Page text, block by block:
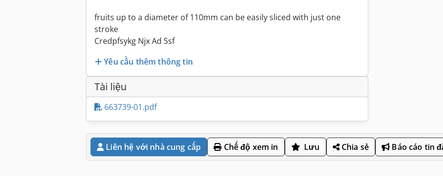
fruits up to a diameter of 110mm can be easily sliced with just one
stroke
Credpfsykg Njx Ad Ssf
Yêu cầu thêm thông tin
Tài liệu
663739-01.pdf
Liên hệ với nhà cung cấp Chế độ xem in Lưu Chia sẻ Báo cáo tin